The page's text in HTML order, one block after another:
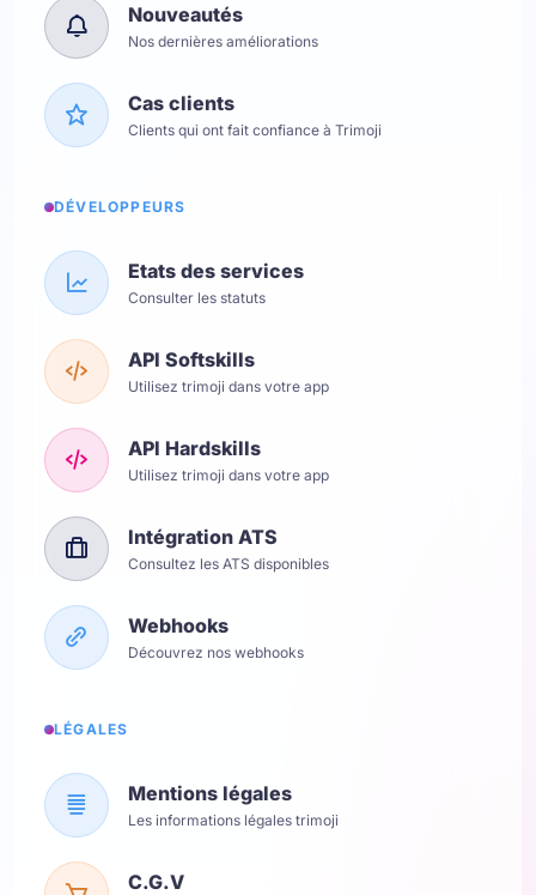
Nouveautés
Nos dernières améliorations
Cas clients
Clients qui ont fait confiance à Trimoji
DÉVELOPPEURS
Etats des services
Consulter les statuts
API Softskills
Utilisez trimoji dans votre app
API Hardskills
Utilisez trimoji dans votre app
Intégration ATS
Consultez les ATS disponibles
Webhooks
Découvrez nos webhooks
LÉGALES
Mentions légales
Les informations légales trimoji
C.G.V